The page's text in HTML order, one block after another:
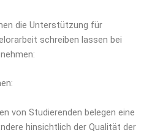
die Unterstützung für
schreiben lassen bei
von Studierenden belegen eine
hinsichtlich der Qualität der